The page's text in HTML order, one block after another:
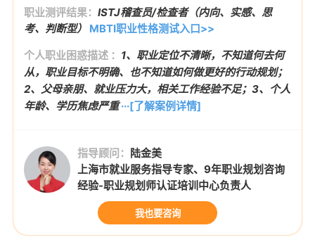
职业测评结果： ISTJ稽查员/检查者（内向、实感、思
考、判断型）
MBTI职业性格测试入口>>
个人职业困惑描述 ： 1、职业定位不清晰，不知道何去何
从，职业目标不明确、也不知道如何做更好的行动规划；
2、父母亲朋、就业压力大，相关工作经验不足；3、个人
年龄、学历焦虑严重···[了解案例详情]
指导顾问： 陆金美
上海市就业服务指导专家、9年职业规划咨询
经验-职业规划师认证培训中心负责人
我也要咨询